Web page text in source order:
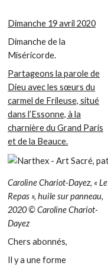
Dimanche 19 avril 2020
Dimanche de la
Miséricorde.
Partageons la parole de
Dieu avec les sœurs du
carmel de Frileuse, situé
dans l’Essonne, à la
charnière du Grand Paris
et de la Beauce.
Caroline Chariot-Dayez, « Le
Repas », huile sur panneau,
2020 © Caroline Chariot-
Dayez
Chers abonnés,
Il y a une forme